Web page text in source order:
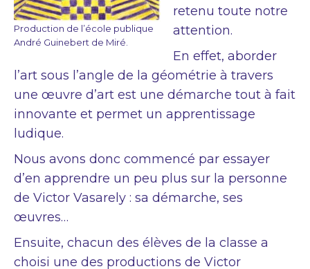
Production de l’école publique
André Guinebert de Miré.
retenu toute notre
attention.
En effet, aborder
l’art sous l’angle de la géométrie à travers
une œuvre d’art est une démarche tout à fait
innovante et permet un apprentissage
ludique.
Nous avons donc commencé par essayer
d’en apprendre un peu plus sur la personne
de Victor Vasarely : sa démarche, ses
œuvres…
Ensuite, chacun des élèves de la classe a
choisi une des productions de Victor